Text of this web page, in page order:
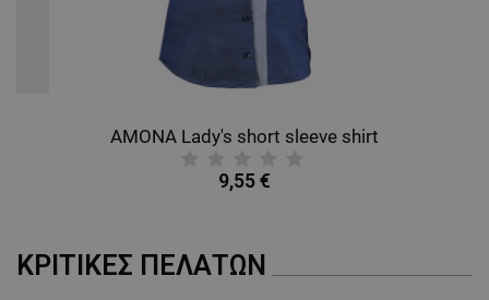
AMONA Lady's short sleeve shirt
9,55 €
ΚΡΙΤΙΚΈΣ ΠΕΛΑΤΏΝ